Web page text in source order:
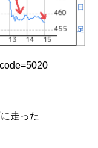
走った